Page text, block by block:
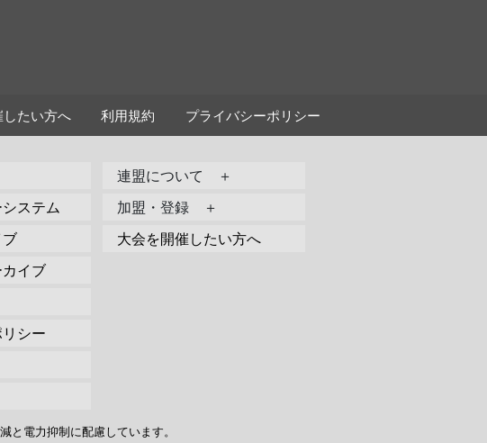
たい方へ 利用規約 プライバシーポリシー
システム
イブ
シー
連盟について ＋
加盟・登録 ＋
大会を開催したい方へ
電力抑制に配慮しています。